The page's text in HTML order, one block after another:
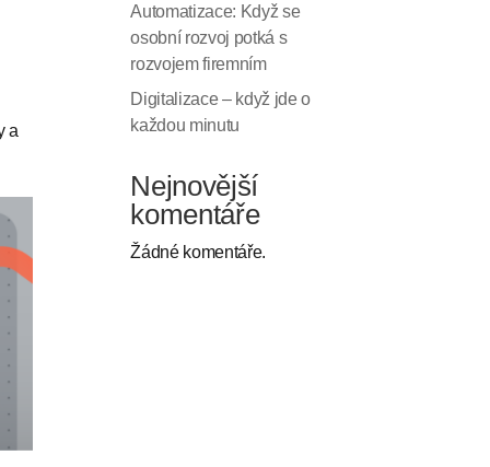
a
Automatizace: Když se
osobní rozvoj potká s
rozvojem firemním
Digitalizace – když jde o
každou minutu
Nejnovější
komentáře
Žádné komentáře.